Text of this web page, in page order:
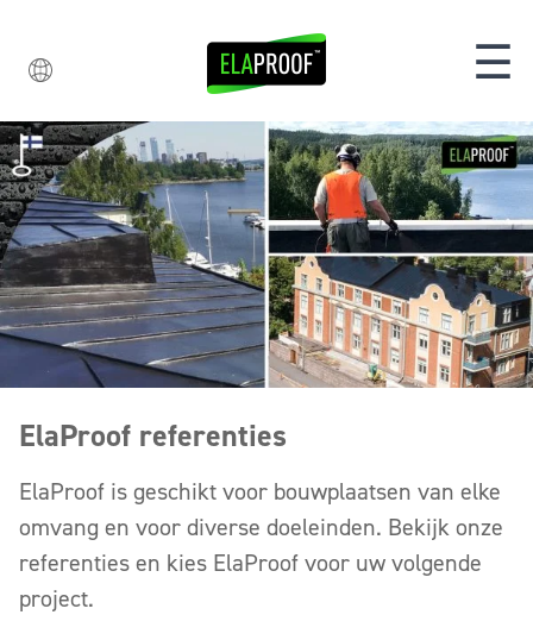
☰
ElaProof referenties
ElaProof is geschikt voor bouwplaatsen van elke
omvang en voor diverse doeleinden. Bekijk onze
referenties en kies ElaProof voor uw volgende
project.